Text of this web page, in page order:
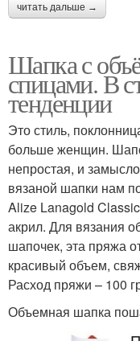
читать дальше →
Шапка с
спицами. В
тенденции
Это стиль,
больше женщин.
непростая, и
вязаной шапки нам
Alize Lanagold
акрил. Для вязания
шапочек, эта пряжа
красивый объем,
Расход пряжи – 100
Объемная шапка